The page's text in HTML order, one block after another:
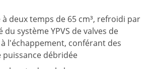
deux temps de 65 cm³, refroidi par
système YPVS de valves de
l'échappement, conférant des
puissance débridée